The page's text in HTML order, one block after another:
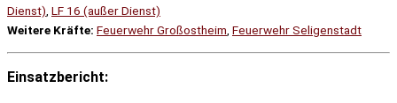
Dienst) LF 16 (außer Dienst)
Weitere Kräfte: Feuerwehr Großostheim Feuerwehr Seligenstadt
Einsatzbericht: